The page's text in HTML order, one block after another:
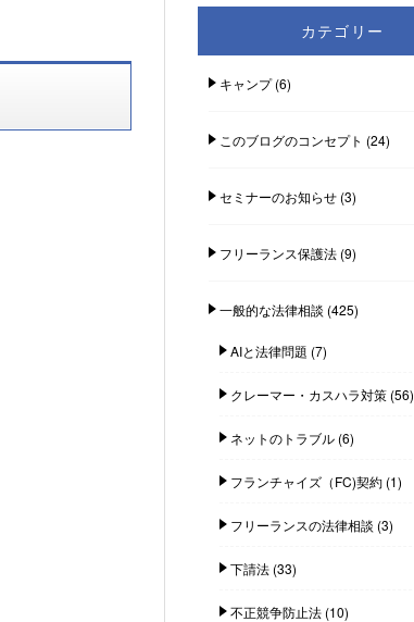
カテゴリー
キャンプ(6)
このブログのコンセプト (24)
セミナーのお知らせ(3)
フリーランス保護法(9)
一般的な法律相談 (425)
AIと法律問題 (7)
クレーマー・カスハラ対策(56)
ネットのトラブル(6)
フランチャイズ（FC)契約(1)
フリーランスの法律相談 (3)
下請法(33)
不正競争防止法(10)